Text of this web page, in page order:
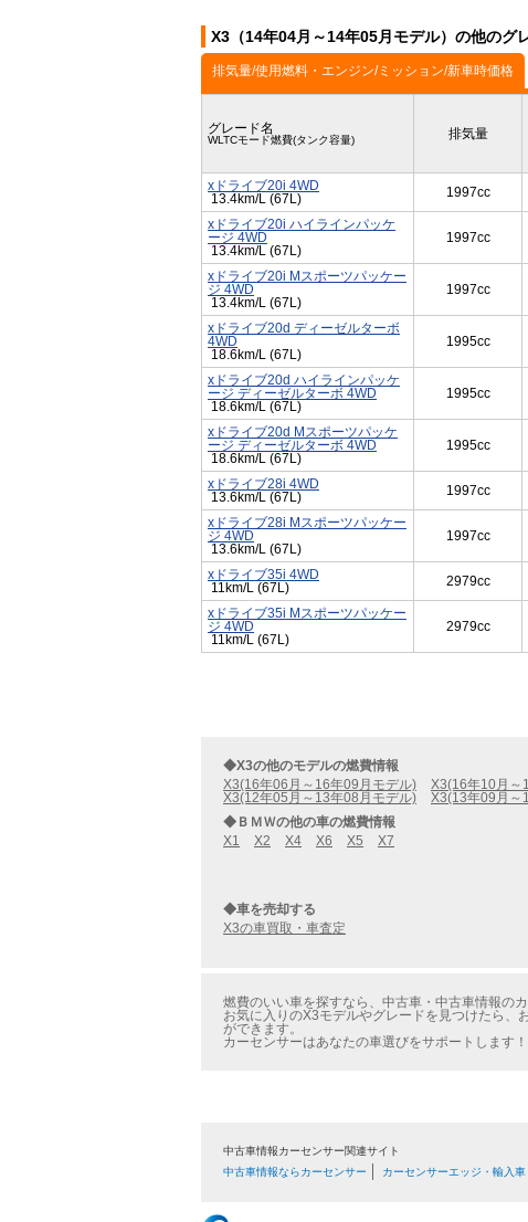
X3（14年04月～14年05月モデル）の他のグ
排気量/使用燃料・エンジン/ミッション/新車時価格
グレード名
WLTCモード燃費(タンク容量) 排気量
xドライブ20i 4WD
13.4km/L (67L)
1997cc
xドライブ20i ハイラインパッケ
ージ 4WD
13.4km/L (67L)
1997cc
xドライブ20i Mスポーツパッケー
ジ 4WD
13.4km/L (67L)
1997cc
xドライブ20d ディーゼルターボ
4WD
18.6km/L (67L)
1995cc
xドライブ20d ハイラインパッケ
ージ ディーゼルターボ 4WD
18.6km/L (67L)
1995cc
xドライブ20d Mスポーツパッケ
ージ ディーゼルターボ 4WD
18.6km/L (67L)
1995cc
xドライブ28i 4WD
13.6km/L (67L)
1997cc
xドライブ28i Mスポーツパッケー
ジ 4WD
13.6km/L (67L)
1997cc
xドライブ35i 4WD
11km/L (67L)
2979cc
xドライブ35i Mスポーツパッケー
ジ 4WD
11km/L (67L)
2979cc
◆X3の他のモデルの燃費情報
X3(16年06月～16年09月モデル)
X3(16年10月～
X3(12年05月～13年08月モデル)
X3(13年09月～
◆ＢＭＷの他の車の燃費情報
X1
X2 X4 X6 X5 X7
◆車を売却する
X3の車買取・車査定
燃費のいい車を探すなら、中古車・中古車情報の
お気に入りのX3モデルやグレードを見つけたら
ができます。
カーセンサーはあなたの車選びをサポートします！
中古車情報カーセンサー関連サイト
中古車情報ならカーセンサー
カーセンサーエッジ・輸入車